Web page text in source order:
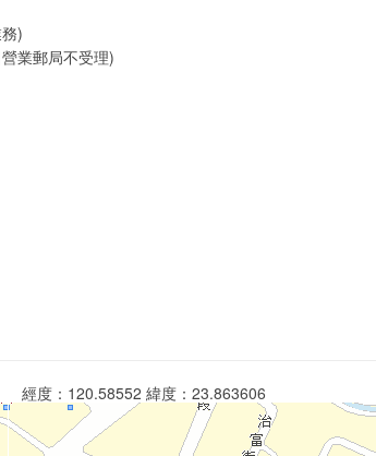
)
業郵局不受理)
經度：120.58552 緯度：23.863606